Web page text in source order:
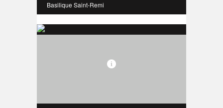
Basilique Saint-Remi